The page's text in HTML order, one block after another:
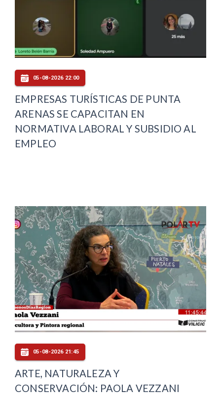
05-08-2026 22:00
EMPRESAS TURÍSTICAS DE PUNTA
ARENAS SE CAPACITAN EN
NORMATIVA LABORAL Y SUBSIDIO AL
EMPLEO
05-08-2026 21:45
ARTE, NATURALEZA Y
CONSERVACIÓN: PAOLA VEZZANI